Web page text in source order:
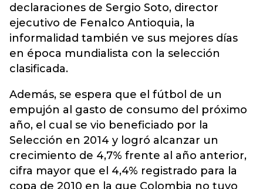
declaraciones de Sergio Soto, director
ejecutivo de Fenalco Antioquia, la
informalidad también ve sus mejores días
en época mundialista con la selección
clasificada.
Además, se espera que el fútbol de un
empujón al gasto de consumo del próximo
año, el cual se vio beneficiado por la
Selección en 2014 y logró alcanzar un
crecimiento de 4,7% frente al año anterior,
cifra mayor que el 4,4% registrado para la
copa de 2010 en la que Colombia no tuvo